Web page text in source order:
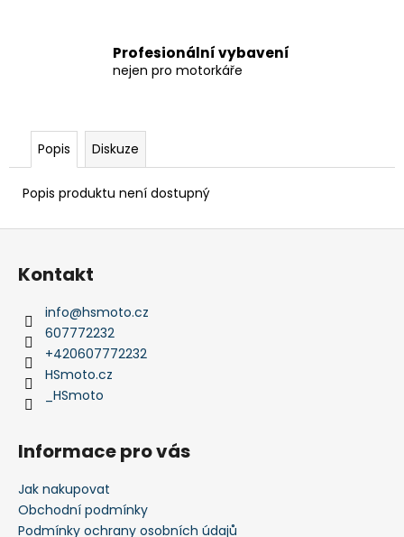
Profesionální vybavení
nejen pro motorkáře
Popis Diskuze
Popis produktu není dostupný
Z
Kontakt
info@hsmoto.cz
607772232
+420607772232
HSmoto.cz
_HSmoto
Informace pro vás
Jak nakupovat
Obchodní podmínky
Podmínky ochrany osobních údajů